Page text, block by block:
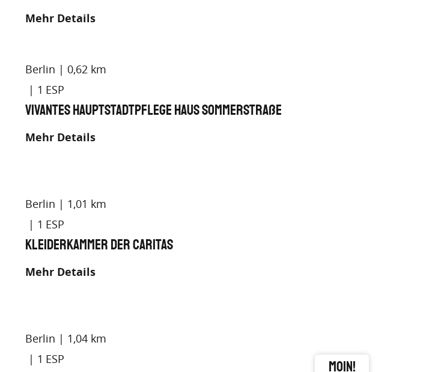
Mehr Details
Berlin
0,62 km
1
Vivantes Hauptstadtpflege Haus Sommerstraße
Mehr Details
Berlin
1,01 km
1
Kleiderkammer der Caritas
Mehr Details
Berlin
1,04 km
1